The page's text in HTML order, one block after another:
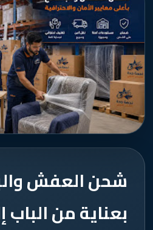
شحن العفش
بعناية من الباب